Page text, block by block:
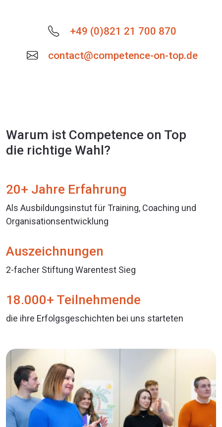
+49 (0)821 21 700 870
contact@competence-on-top.de
Warum ist Competence on Top
die richtige Wahl?
20+ Jahre Erfahrung
Als Ausbildungsinstut für Training, Coaching und
Organisationsentwicklung
Auszeichnungen
2-facher Stiftung Warentest Sieg
18.000+ Teilnehmende
die ihre Erfolgsgeschichten bei uns starteten